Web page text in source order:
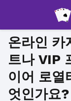
온라인 카
트나 VIP
이어 로열
엇인가요?